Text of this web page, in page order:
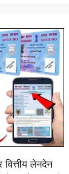
लेनदेन